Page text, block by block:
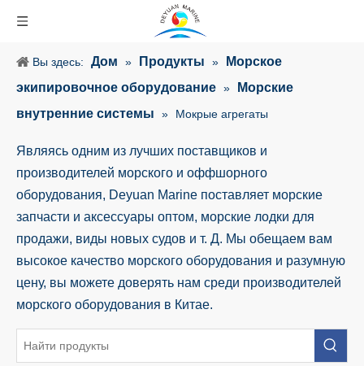
Вы здесь: Дом » Продукты »
Морское
экипировочное оборудование »
Морские
внутренние системы
» Мокрые агрегаты
Являясь одним из лучших поставщиков и
производителей морского и оффшорного
оборудования, Deyuan Marine поставляет морские
запчасти и аксессуары оптом, морские лодки для
продажи, виды новых судов и т. Д. Мы обещаем вам
высокое качество морского оборудования и разумную
цену, вы можете доверять нам среди производителей
морского оборудования в Китае.